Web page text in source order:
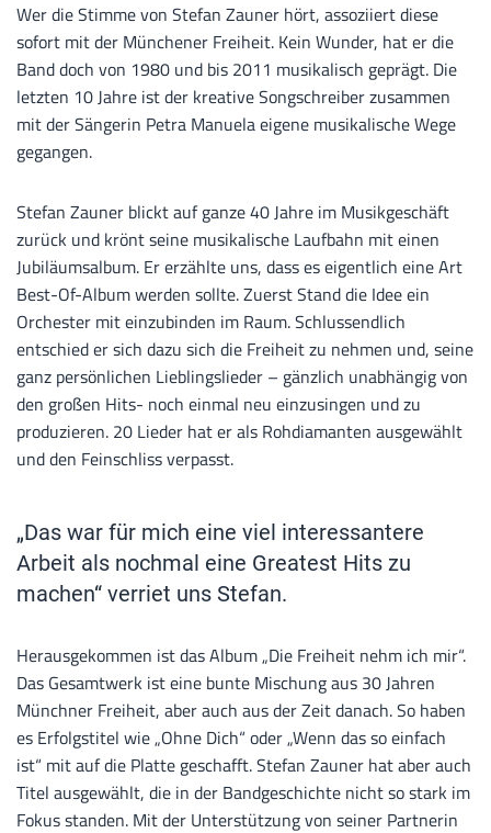
Wer die Stimme von Stefan Zauner hört, assoziiert diese
sofort mit der Münchener Freiheit. Kein Wunder, hat er die
Band doch von 1980 und bis 2011 musikalisch geprägt. Die
letzten 10 Jahre ist der kreative Songschreiber zusammen
mit der Sängerin Petra Manuela eigene musikalische Wege
gegangen.
Stefan Zauner blickt auf ganze 40 Jahre im Musikgeschäft
zurück und krönt seine musikalische Laufbahn mit einen
Jubiläumsalbum. Er erzählte uns, dass es eigentlich eine Art
Best-Of-Album werden sollte. Zuerst Stand die Idee ein
Orchester mit einzubinden im Raum. Schlussendlich
entschied er sich dazu sich die Freiheit zu nehmen und, seine
ganz persönlichen Lieblingslieder – gänzlich unabhängig von
den großen Hits- noch einmal neu einzusingen und zu
produzieren. 20 Lieder hat er als Rohdiamanten ausgewählt
und den Feinschliss verpasst.
„Das war für mich eine viel interessantere
Arbeit als nochmal eine Greatest Hits zu
machen“ verriet uns Stefan.
Herausgekommen ist das Album „Die Freiheit nehm ich mir“.
Das Gesamtwerk ist eine bunte Mischung aus 30 Jahren
Münchner Freiheit, aber auch aus der Zeit danach. So haben
es Erfolgstitel wie „Ohne Dich“ oder „Wenn das so einfach
ist“ mit auf die Platte geschafft. Stefan Zauner hat aber auch
Titel ausgewählt, die in der Bandgeschichte nicht so stark im
Fokus standen. Mit der Unterstützung von seiner Partnerin